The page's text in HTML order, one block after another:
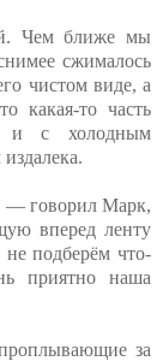
Чем ближе мы
сжималось
чистом виде, а
какая-то часть
и с холодным
— говорил Марк,
вперед ленту
подберём что-
приятно наша
за